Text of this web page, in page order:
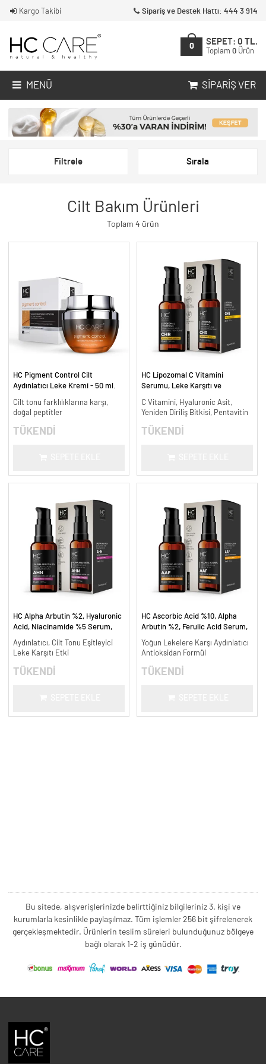
Kargo Takibi Sipariş ve Destek Hattı: 444 3 914
0
SEPET: 0 TL.
Toplam 0 Ürün
MENÜ SIPARIŞ VER
Filtrele Sırala
Cilt Bakım Ürünleri
Toplam 4 ürün
HC Pigment Control Cilt
Aydınlatıcı Leke Kremi - 50 ml.
Cilt tonu farklılıklarına karşı,
doğal peptitler
TÜKENDİ
HC Lipozomal C Vitamini
Serumu, Leke Karşıtı ve
C Vitamini, Hyaluronic Asit,
Yeniden Diriliş Bitkisi, Pentavitin
TÜKENDİ
HC Alpha Arbutin %2, Hyaluronic
Acid, Niacinamide %5 Serum,
ml.
Aydınlatıcı, Cilt Tonu Eşitleyici
Leke Karşıtı Etki
TÜKENDİ
HC Ascorbic Acid %10, Alpha
Arbutin %2, Ferulic Acid Serum,
ml.
Yoğun Lekelere Karşı Aydınlatıcı
Antioksidan Formül
TÜKENDİ
Bu sitede, alışverişlerinizde belirttiğiniz bilgileriniz 3. kişi ve
kurumlarla kesinlikle paylaşılmaz. Tüm işlemler 256 bit şifrelenerek
gerçekleşmektedir. Ürünlerin teslim süreleri bulunduğunuz bölgeye
bağlı olarak 1-2 iş günüdür.